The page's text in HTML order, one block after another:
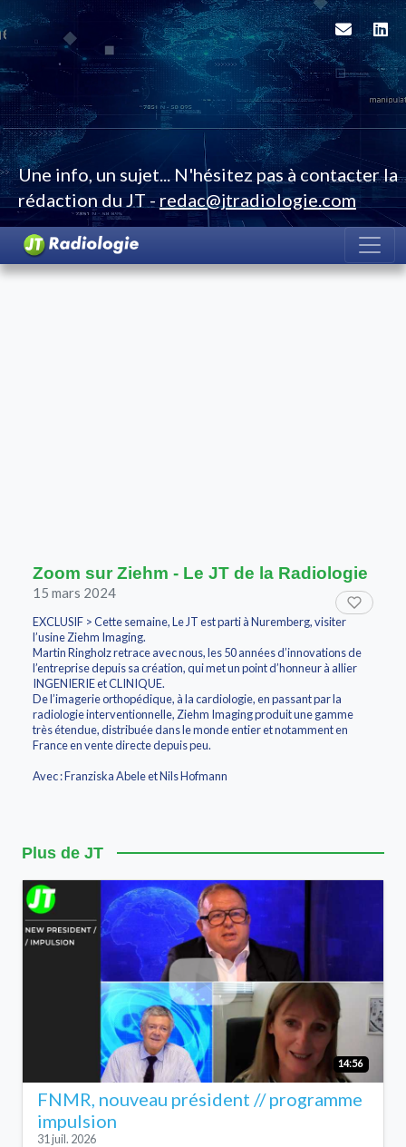
Une info, un sujet... N'hésitez pas à contacter la
rédaction du JT - redac@jtradiologie.com
Zoom sur Ziehm - Le JT de la Radiologie
15 mars 2024
EXCLUSIF > Cette semaine, Le JT est parti à Nuremberg, visiter
l’usine Ziehm Imaging.
Martin Ringholz retrace avec nous, les 50 années d’innovations de
l’entreprise depuis sa création, qui met un point d’honneur à allier
INGENIERIE et CLINIQUE.
De l’imagerie orthopédique, à la cardiologie, en passant par la
radiologie interventionnelle, Ziehm Imaging produit une gamme
très étendue, distribuée dans le monde entier et notamment en
France en vente directe depuis peu.
Avec : Franziska Abele et Nils Hofmann
Plus de JT
14:56
FNMR, nouveau président // programme
impulsion
31 juil. 2026